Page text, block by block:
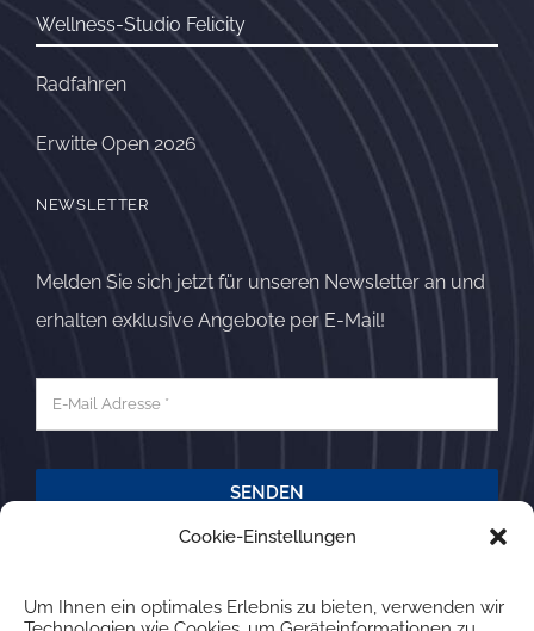
Cookie-Einstellungen
Um Ihnen ein optimales Erlebnis zu bieten, verwenden wir
Wellness-Studio Felicity
Radfahren
Erwitte Open 2026
NEWSLETTER
Melden Sie sich jetzt für unseren Newsletter an und
erhalten exklusive Angebote per E-Mail!
SENDEN